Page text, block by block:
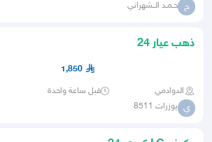
ح حـمـد الــشهراني
ذهب عيار 24
1,850
الدوادمي قبل ساعة واحدة
ي يوزرات 8511